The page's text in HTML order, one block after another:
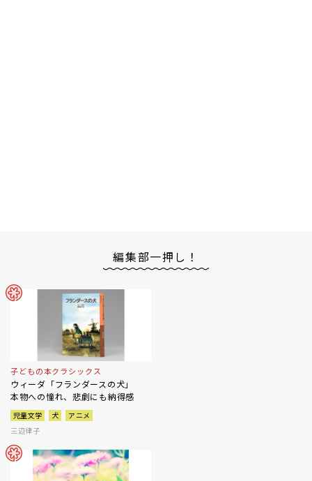
編集部一押し！
子どもの本クラシックス
ウィーダ「フランダースの犬」
本物への憧れ、悲劇にも納得感
児童文学 犬
アニメ
三辺律子